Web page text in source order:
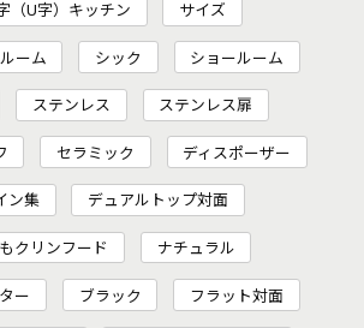
（U字）キッチン サイズ
ーム シック ショールーム
ステンレス ステンレス扉
セラミック ディスポーザー
ン集 デュアルトップ対面
クリンフード ナチュラル
ー ブラック フラット対面